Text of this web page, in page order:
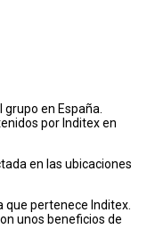
en España.
por Inditex en
en las ubicaciones
pertenece Inditex.
unos beneficios de